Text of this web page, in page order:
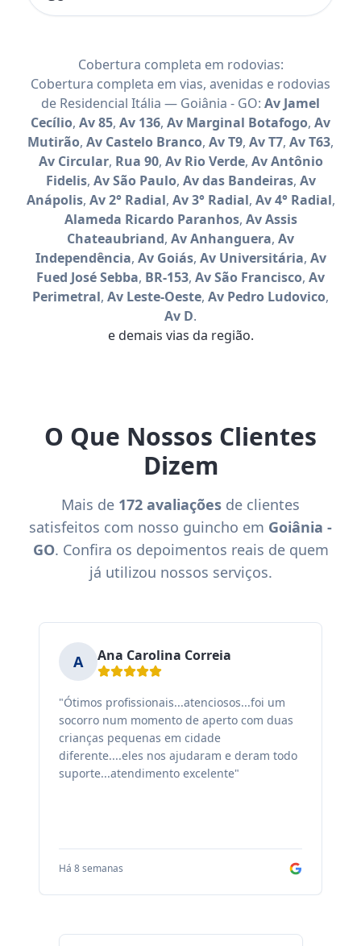
Cobertura completa em rodovias:
Cobertura completa em vias, avenidas e rodovias
de Residencial Itália — Goiânia - GO: Av Jamel
Cecílio, Av 85, Av 136, Av Marginal Botafogo, Av
Mutirão, Av Castelo Branco, Av T9, Av T7, Av T63,
Av Circular, Rua 90, Av Rio Verde, Av Antônio
Fidelis, Av São Paulo, Av das Bandeiras, Av
Anápolis, Av 2° Radial, Av 3° Radial, Av 4° Radial,
Alameda Ricardo Paranhos, Av Assis
Chateaubriand, Av Anhanguera, Av
Independência, Av Goiás, Av Universitária, Av
Fued José Sebba, BR-153, Av São Francisco, Av
Perimetral, Av Leste-Oeste, Av Pedro Ludovico,
Av D.
e demais vias da região.
O Que Nossos Clientes
Dizem
Mais de 172 avaliações de clientes
satisfeitos com nosso guincho em Goiânia -
GO. Confira os depoimentos reais de quem
já utilizou nossos serviços.
A Ana Carolina Correia
"Ótimos profissionais...atenciosos...foi um
socorro num momento de aperto com duas
crianças pequenas em cidade
diferente....eles nos ajudaram e deram todo
suporte...atendimento excelente"
Há 8 semanas